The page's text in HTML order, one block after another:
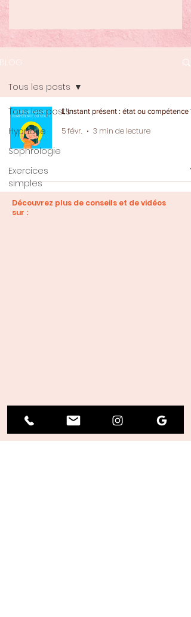
BLOG
Tous les posts
Hypnose
Sophrologie
Exercices
simples
Tous les posts
L’instant présent : état ou compétence ?
5 févr. 3 min de lecture
Découvrez plus de conseils et de vidéos
sur :